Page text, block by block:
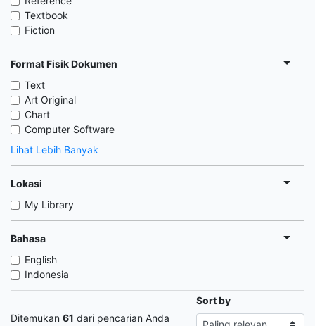
Textbook
Fiction
Format Fisik Dokumen
Text
Art Original
Chart
Computer Software
Lihat Lebih Banyak
Lokasi
My Library
Bahasa
English
Indonesia
Ditemukan 61 dari pencarian Anda
Sort by